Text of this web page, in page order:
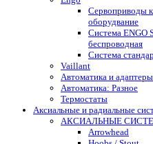
Сервоприводы
оборудвание
Система ENGO
беспроводная
Система
Vaillant
Автоматика и
Автоматика: Разное
Термостаты
Аксиальные и радиальные
АКСИАЛЬНЫЕ
Arrowhead